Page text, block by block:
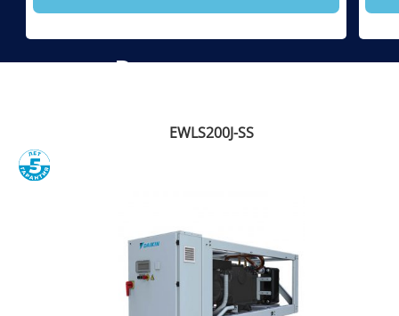
Рекомендуем
EWLS200J-SS